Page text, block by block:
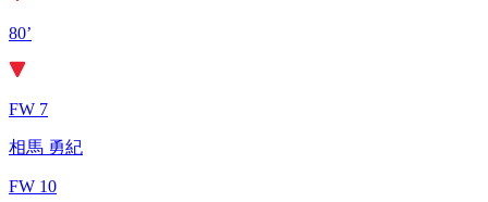
80’
FW 7
相馬 勇紀
FW 10